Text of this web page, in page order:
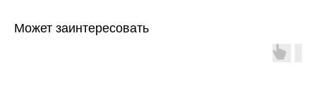
Может заинтересовать